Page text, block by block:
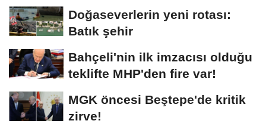
Doğaseverlerin yeni rotası:
Batık şehir
Bahçeli'nin ilk imzacısı olduğu
teklifte MHP'den fire var!
MGK öncesi Beştepe'de kritik
zirve!